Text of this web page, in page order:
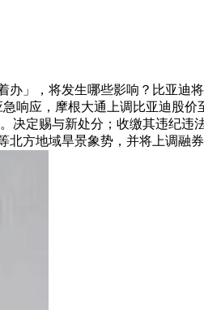
」，将发生哪些影响？比亚迪将
响应，摩根大通上调比亚迪股价
决定赐与新处分；收缴其违纪违
方地域旱景象势，并将上调融